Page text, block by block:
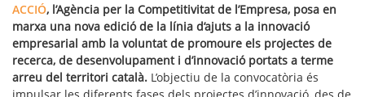
ACCIÓ, l’Agència per la Competitivitat de l’Empresa, posa en
marxa una nova edició de la línia d’ajuts a la innovació
empresarial amb la voluntat de promoure els projectes de
recerca, de desenvolupament i d’innovació portats a terme
arreu del territori català. L’objectiu de la convocatòria és